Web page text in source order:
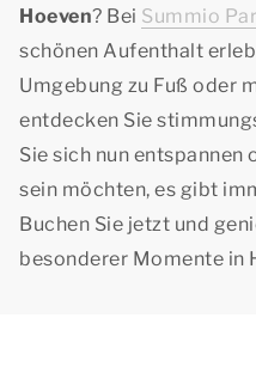
Hoeven? Bei Summio
schönen Aufenthalt
Umgebung zu Fuß oder
entdecken Sie
Sie sich nun
sein möchten, es gibt
Buchen Sie jetzt und
besonderer Momente in